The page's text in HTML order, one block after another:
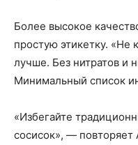
Более высокое
простую этикетку.
лучше. Без нитратов и
Минимальный список
«Избегайте
сосисок», — повторяет